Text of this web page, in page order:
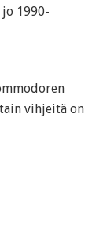
1990-
vihjeitä on